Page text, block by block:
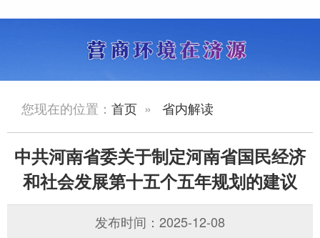
您现在的位置： 首页 » 省内解读
中共河南省委关于制定河南省国民经济
和社会发展第十五个五年规划的建议
发布时间：2025-12-08